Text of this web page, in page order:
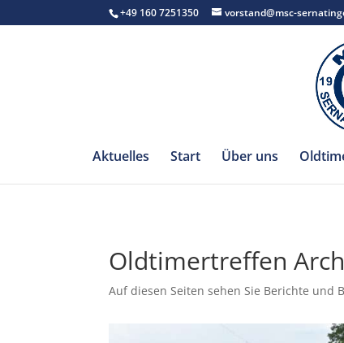
+49 160 7251350 vorstand@msc-
Aktuelles Start Über uns
Oldtimertreffen
Auf diesen Seiten sehen Sie Berichte